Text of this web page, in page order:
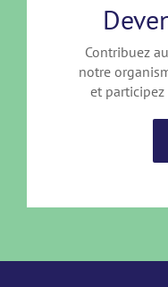
Contribuez
notre
et participez